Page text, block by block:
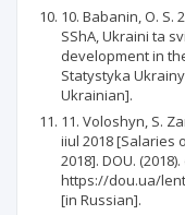
10. Babanin, O. S.
SShA, Ukraini ta
development in
Statystyka
Ukrainian].
11. Voloshyn, S.
iiul 2018 [Salaries
2018]. DOU.
https://dou.ua/
[in Russian].